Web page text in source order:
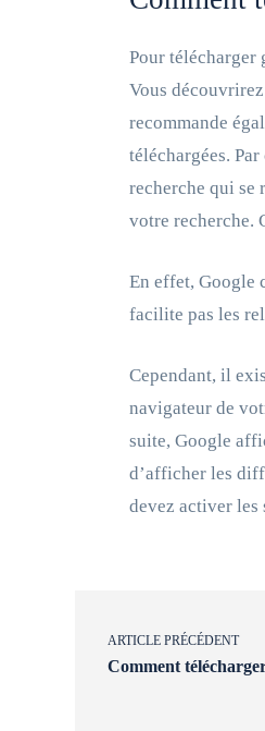
Pour télécharger
Vous
recommande
téléchargées.
recherche qui se
votre recherche.
En effet, Google
facilite pas les
Cependant, il
navigateur de
suite, Google
d’afficher les
devez activer les
ARTICLE PRÉCÉDENT
Comment